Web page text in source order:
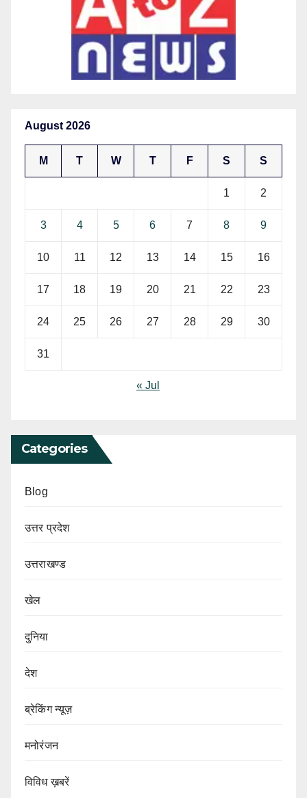
August 2026
M T W T F S S
1 2
3 4 5 6 7 8 9
10 11 12 13 14 15 16
17 18 19 20 21 22 23
24 25 26 27 28 29 30
31
« Jul
Categories
Blog
उत्तर प्रदेश
उत्तराखण्ड
खेल
दुनिया
देश
ब्रेकिंग न्यूज़
मनोरंजन
विविध ख़बरें